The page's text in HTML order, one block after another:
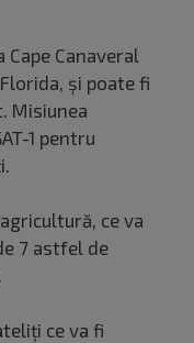
Cape Canaveral
și poate fi
Misiunea
1 pentru
ce va
7 astfel de
.
ce va fi